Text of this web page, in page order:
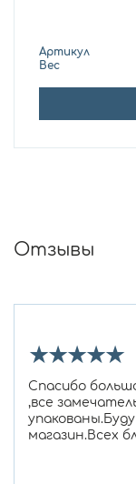
Артикул
Вес
Отзывы
★★★★★
Спасибо
,все
магазин.Всех